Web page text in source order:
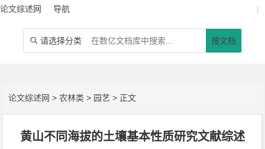
论文综述网 导航 |
 请选择分类 搜文档
论文综述网 >农林类 > 园艺 > 正文
黄山不同海拔的土壤基本性质研究文献综述